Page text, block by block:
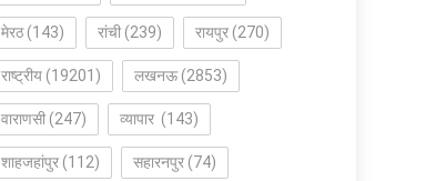
मेरठ(143) रांची (239) रायपुर (270)
राष्ट्रीय (19201) लखनऊ(2853)
वाराणसी (247) व्यापार (143)
शाहजहांपुर (112) सहारनपुर (74)